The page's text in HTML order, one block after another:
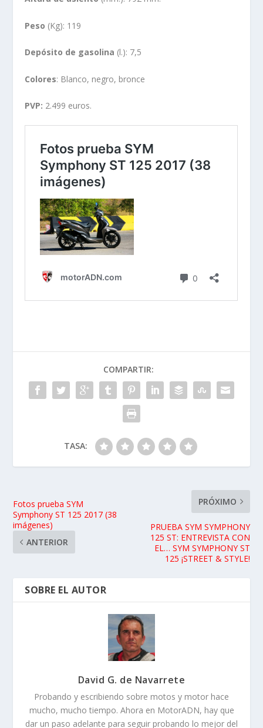
Peso (Kg): 119
Depósito de gasolina (l.): 7,5
Colores: Blanco, negro, bronce
PVP: 2.499 euros.
COMPARTIR:
TASA:
Fotos prueba SYM
Symphony ST 125 2017 (38
imágenes)
ANTERIOR
PRÓXIMO
PRUEBA SYM SYMPHONY
125 ST: ENTREVISTA CON
EL… SYM SYMPHONY ST
125 ¡STREET & STYLE!
SOBRE EL AUTOR
David G. de Navarrete
Probando y escribiendo sobre motos y motor hace
mucho, mucho tiempo. Ahora en MotorADN, hay que
dar un paso adelante para seguir probando lo mejor del